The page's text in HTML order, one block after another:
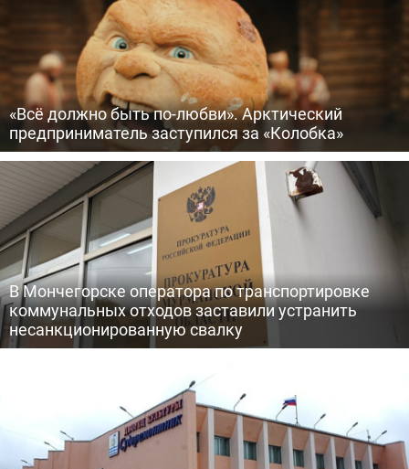
«Всё должно быть по-любви». Арктический
предприниматель заступился за «Колобка»
В Мончегорске оператора по транспортировке
коммунальных отходов заставили устранить
несанкционированную свалку